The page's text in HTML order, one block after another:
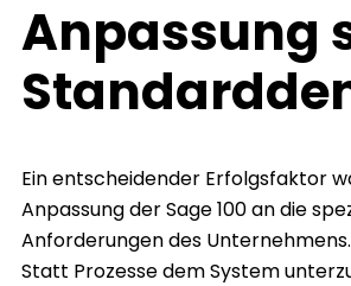
Anpassung
Ein entscheidender Erfolgsfaktor
Anpassung der Sage 100 an die
Anforderungen des Unternehmens.
Statt Prozesse dem System